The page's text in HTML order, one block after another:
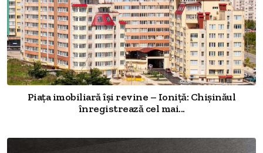
Piața imobiliară își revine – Ioniță: Chișinăul
înregistrează cel mai...